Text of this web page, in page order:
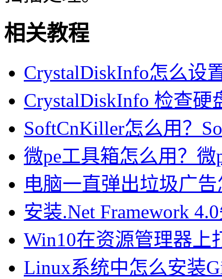
相关教程
CrystalDiskInfo怎么设
CrystalDiskInfo 检查
SoftCnKiller怎么用？
微pe工具箱怎么用？
电脑一直弹出垃圾广
安装.Net Framework
Win10在资源管理器上
Linux系统中怎么安装